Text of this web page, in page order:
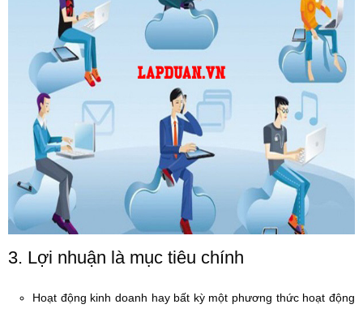
3. Lợi nhuận là mục tiêu chính
Hoạt động kinh doanh hay bất kỳ một phương thức hoạt động